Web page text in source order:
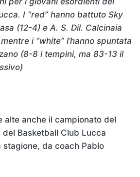
I “red” hanno battuto Sky
(12-4) e A. S. Dil. Calcinaia
i “white” l’hanno spuntata
(8-8 i tempini, ma 83-13 il
alte anche il campionato del
Basketball Club Lucca
da coach Pablo